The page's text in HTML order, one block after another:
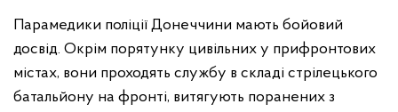
Парамедики поліції Донеччини мають бойовий
досвід. Окрім порятунку цивільних у прифронтових
містах, вони проходять службу в складі стрілецького
батальйону на фронті, витягують поранених з